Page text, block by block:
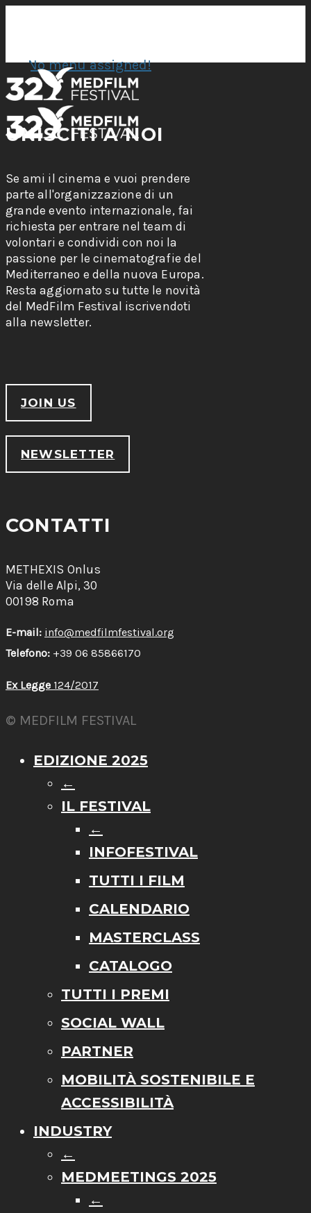
No menu assigned!
UNISCITI A NOI
Se ami il cinema e vuoi prendere
parte all'organizzazione di un
grande evento internazionale, fai
richiesta per entrare nel team di
volontari e condividi con noi la
passione per le cinematografie del
Mediterraneo e della nuova Europa.
Resta aggiornato su tutte le novità
del MedFilm Festival iscrivendoti
alla newsletter.
JOIN US
NEWSLETTER
CONTATTI
METHEXIS Onlus
Via delle Alpi, 30
00198 Roma
E-mail: info@medfilmfestival.org
Telefono: +39 06 85866170
Ex Legge 124/2017
© MEDFILM FESTIVAL
EDIZIONE 2025
←
IL FESTIVAL
←
INFOFESTIVAL
TUTTI I FILM
CALENDARIO
MASTERCLASS
CATALOGO
TUTTI I PREMI
SOCIAL WALL
PARTNER
MOBILITÀ SOSTENIBILE E
ACCESSIBILITÀ
INDUSTRY
←
MEDMEETINGS 2025
←